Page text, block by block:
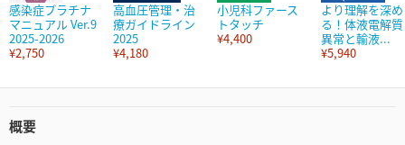
感染症プラチナ
マニュアル Ver.9
2025-2026
¥2,750
高血圧管理・治
療ガイドライン
2025
¥4,180
小児科ファース
トタッチ
¥4,400
より理解を深め
る！体液電解質
異常と輸液...
¥5,940
概要